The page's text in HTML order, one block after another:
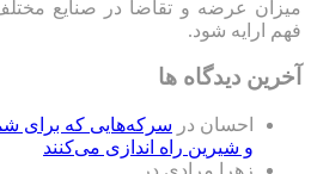
میزان عرضه و تقاضا در صنایع
فهم ارایه شود.
آخرین دیدگاه ها
احسان در سرکه‌هایی که برای
و شیرین راه اندازی می‌کنند
زهرا مرادی در